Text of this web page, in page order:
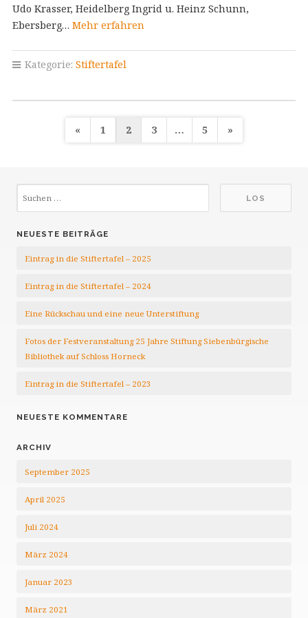
Udo Krasser, Heidelberg Ingrid u. Heinz Schunn,
Ebersberg… Mehr erfahren
Kategorie: Stiftertafel
Seitennummerierung
« 1 2 3 … 5 »
NEUESTE BEITRÄGE
Eintrag in die Stiftertafel – 2025
Eintrag in die Stiftertafel – 2024
Eine Rückschau und eine neue Unterstiftung
Fotos der Festveranstaltung 25 Jahre Stiftung Siebenbürgische
Bibliothek auf Schloss Horneck
Eintrag in die Stiftertafel – 2023
NEUESTE KOMMENTARE
ARCHIV
September 2025
April 2025
Juli 2024
März 2024
Januar 2023
März 2021